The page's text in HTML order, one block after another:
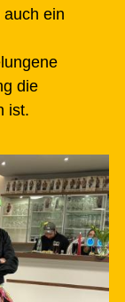
ein
die
ist.